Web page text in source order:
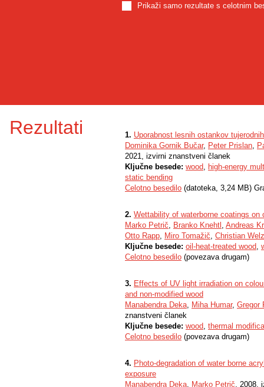
Prikaži samo rezultate s celotnim
Rezultati 1. Uporabnost lesnih ostankov
Dominika Gornik Bučar, Peter Prislan,
2021, izvirni znanstveni članek
Ključne besede: wood, high-energy
static bending
Celotno besedilo (datoteka, 3,24 MB)
2. Wettability of waterborne coatings
Marko Petrič, Branko Knehtl , Andreas
Otto Rapp, Miro Tomažič, Christian
Ključne besede: oil-heat-treated wood,
Celotno besedilo (povezava drugam)
3. Effects of UV light irradiation on
and non-modified wood
Manabendra Deka, Miha Humar, Gregor
znanstveni članek
Ključne besede: wood, thermal
Celotno besedilo (povezava drugam)
4. Photo-degradation of water borne
exposure
Manabendra Deka, Marko Petrič, 2008,